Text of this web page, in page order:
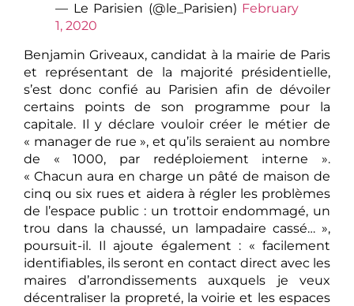
— Le Parisien (@le_Parisien) February
1, 2020
Benjamin Griveaux, candidat à la mairie de Paris
et représentant de la majorité présidentielle,
s’est donc confié au Parisien afin de dévoiler
certains points de son programme pour la
capitale. Il y déclare vouloir créer le métier de
« manager de rue », et qu’ils seraient au nombre
de « 1000, par redéploiement interne ».
« Chacun aura en charge un pâté de maison de
cinq ou six rues et aidera à régler les problèmes
de l’espace public : un trottoir endommagé, un
trou dans la chaussé, un lampadaire cassé… »,
poursuit-il. Il ajoute également : « facilement
identifiables, ils seront en contact direct avec les
maires d’arrondissements auxquels je veux
décentraliser la propreté, la voirie et les espaces